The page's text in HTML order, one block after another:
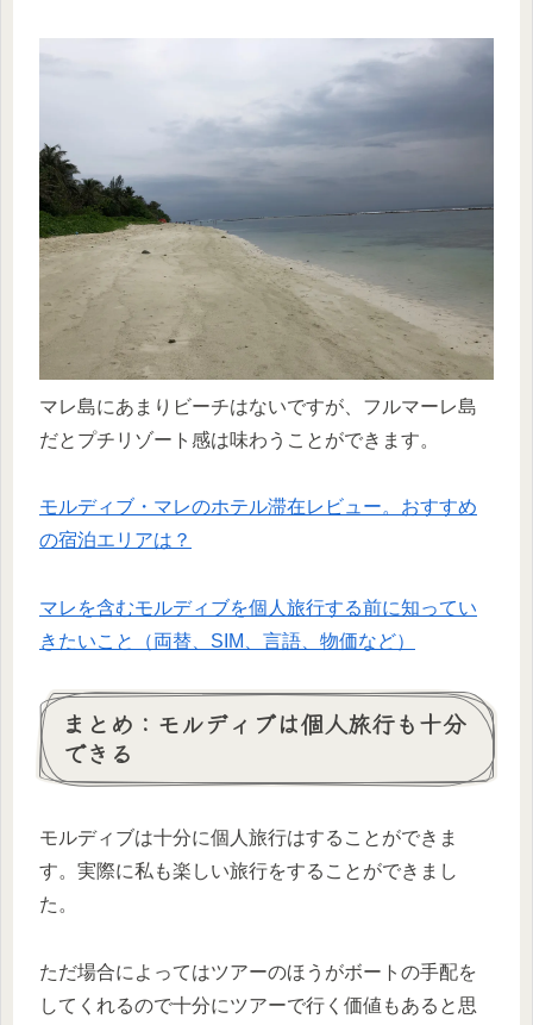
マレ島にあまりビーチはないですが、フルマーレ島
だとプチリゾート感は味わうことができます。
モルディブ・マレのホテル滞在レビュー。おすすめ
の宿泊エリアは？
マレを含むモルディブを個人旅行する前に知ってい
きたいこと（両替、SIM、言語、物価など）
まとめ：モルディブは個人旅行も十分
できる
モルディブは十分に個人旅行はすることができま
す。実際に私も楽しい旅行をすることができまし
た。
ただ場合によってはツアーのほうがボートの手配を
してくれるので十分にツアーで行く価値もあると思